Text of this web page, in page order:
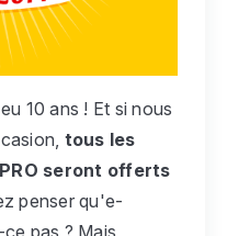
10 ans ! Et si nous
tous les
seront offerts
penser qu'e-